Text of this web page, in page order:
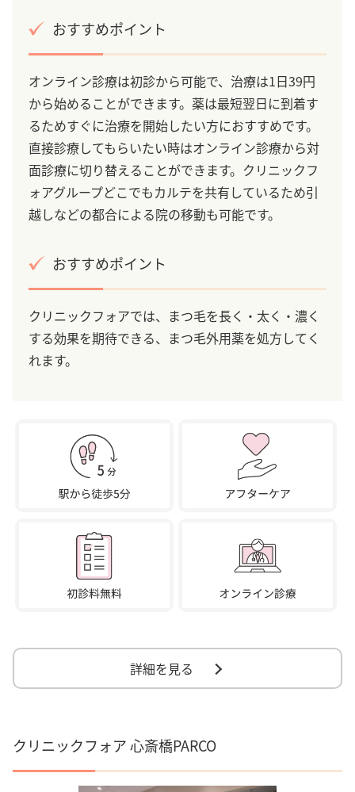
おすすめポイント
オンライン診療は初診から可能で、治療は1日39円
から始めることができます。薬は最短翌日に到着す
るためすぐに治療を開始したい方におすすめです。
直接診療してもらいたい時はオンライン診療から対
面診療に切り替えることができます。クリニックフ
ォアグループどこでもカルテを共有しているため引
越しなどの都合による院の移動も可能です。
おすすめポイント
クリニックフォアでは、まつ毛を長く・太く・濃く
する効果を期待できる、まつ毛外用薬を処方してく
れます。
詳細を見る
クリニックフォア 心斎橋PARCO